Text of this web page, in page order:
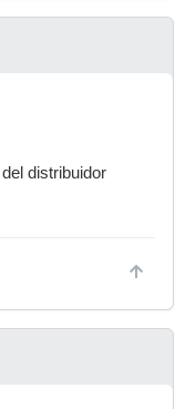
distribuidor